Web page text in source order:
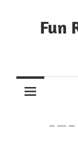
contentFun